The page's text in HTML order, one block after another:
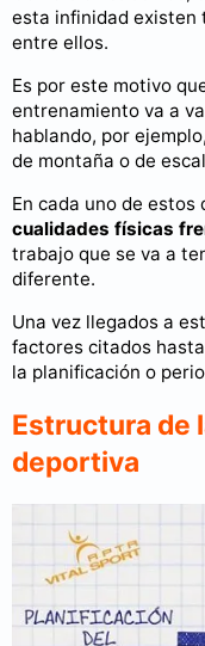
esta infinidad existen
entre ellos.
Es por este motivo
entrenamiento va a
hablando, por
de montaña o de
En cada uno de estos
cualidades físicas
trabajo que se va a
diferente.
Una vez llegados a
factores citados
la planificación o
Estructura de
deportiva